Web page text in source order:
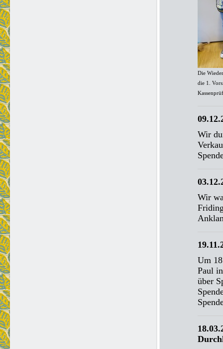
Die
die 1.
Wir
Wir
Um
Paul
über